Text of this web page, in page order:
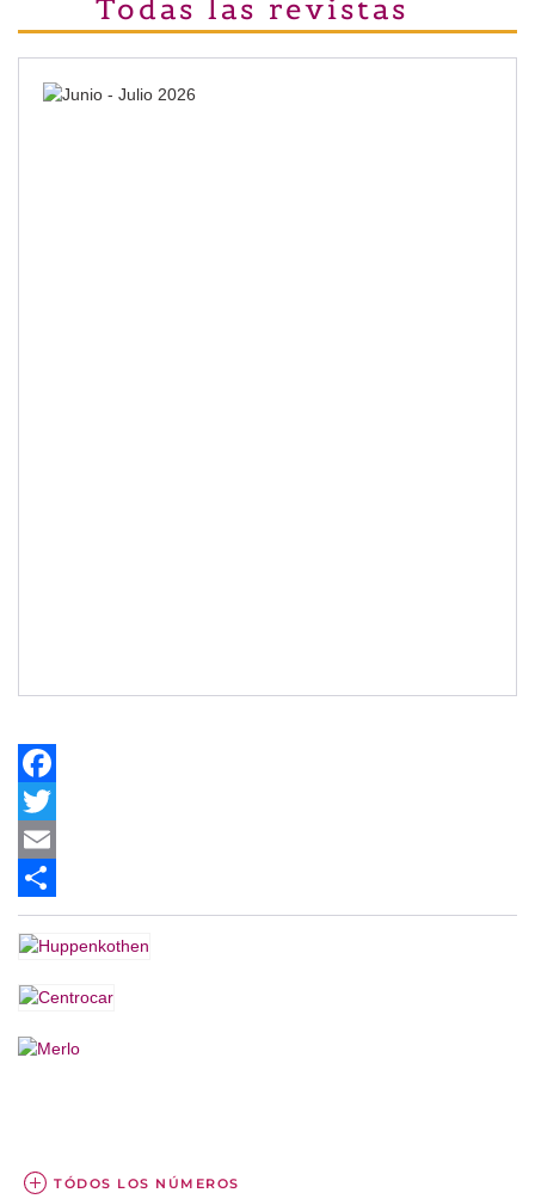
Todas las revistas
Facebook
Twitter
Email
Share
TÓDOS LOS NÚMEROS